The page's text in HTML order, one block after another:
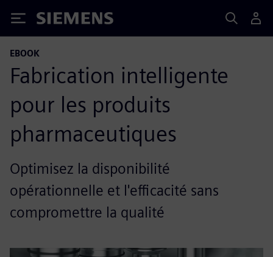
Siemens
EBOOK
Fabrication intelligente
pour les produits
pharmaceutiques
Optimisez la disponibilité
opérationnelle et l'efficacité sans
compromettre la qualité